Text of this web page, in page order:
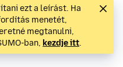
ezt a leírást. Ha
menetét,
megtanulni,
ban, kezdje itt.